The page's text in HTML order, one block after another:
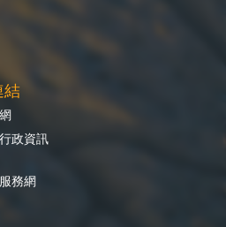
結
政資訊
務網